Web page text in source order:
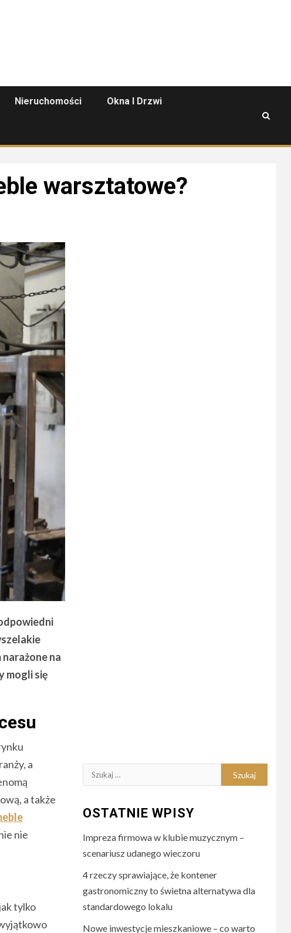
Nieruchomości Okna I Drzwi
warsztatowe?
na
mogli się
a
a także
nie
tylko
Szukaj:
OSTATNIE WPISY
Impreza firmowa w klubie muzycznym –
scenariusz udanego wieczoru
4 rzeczy sprawiające, że kontener
gastronomiczny to świetna alternatywa dla
standardowego lokalu
Nowe inwestycje mieszkaniowe – co warto